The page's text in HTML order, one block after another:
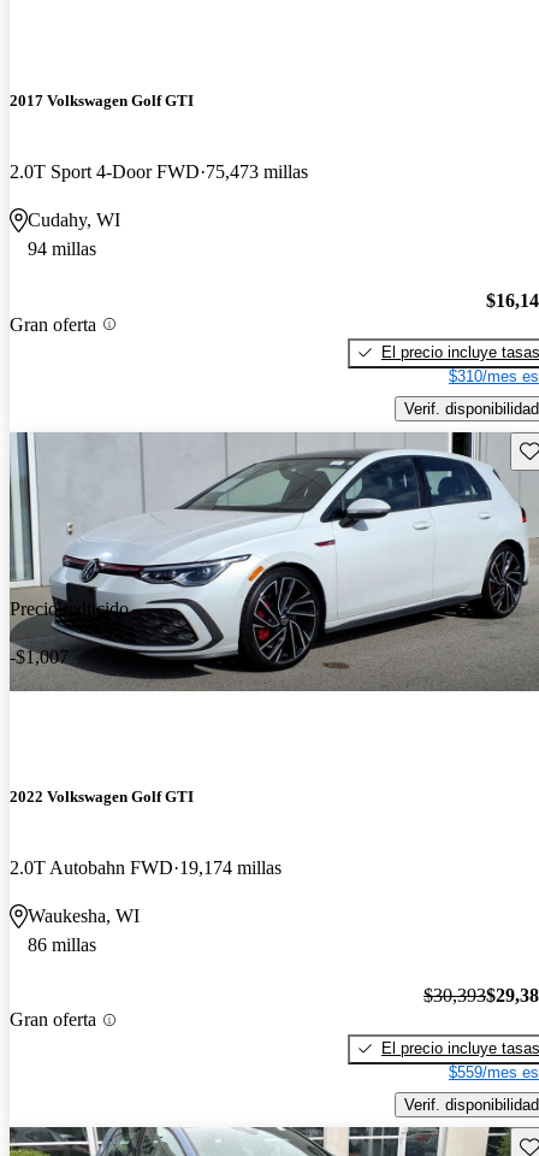
2017 Volkswagen Golf GTI
2.0T Sport 4-Door FWD 75,473 millas
Cudahy, WI
94 millas
Gran oferta
El precio incluye tasas
$310/mes
Verif. disponibilidad
Precio reducido
-$1,007
2022 Volkswagen Golf GTI
2.0T Autobahn FWD 19,174 millas
Waukesha, WI
86 millas
Gran oferta
$30,393
El precio incluye tasas
$559/mes
Verif. disponibilidad